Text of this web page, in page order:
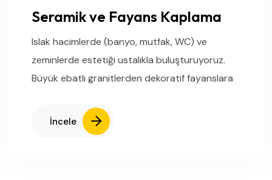
Seramik ve Fayans Kaplama
Islak hacimlerde (banyo, mutfak, WC) ve
zeminlerde estetiği ustalıkla buluşturuyoruz.
Büyük ebatlı granitlerden dekoratif fayanslara
İncele